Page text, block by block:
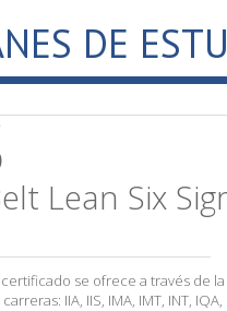
DE
Lean Six
certificado se ofrece a través de
IIA, IIS, IMA, IMT, INT,